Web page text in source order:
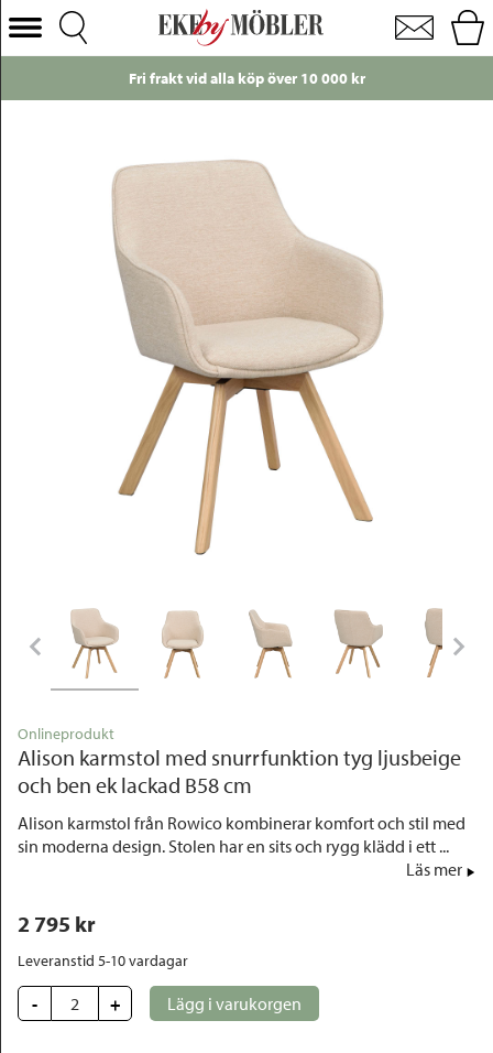
Alison karmstol med snurrfunktion tyg ljusbeige och ben ek lackad
Välj Kategori
Just nu! Endast 49 kr i frakt
Onlineprodukt
Alison karmstol med snurrfunktion tyg ljusbeige
och ben ek lackad B58 cm
Alison karmstol från Rowico kombinerar komfort och stil med
sin moderna design. Stolen har en sits och rygg klädd i ett ...
Läs mer
2 795 kr
Leveranstid 5-10 vardagar
- + Lägg i varukorgen